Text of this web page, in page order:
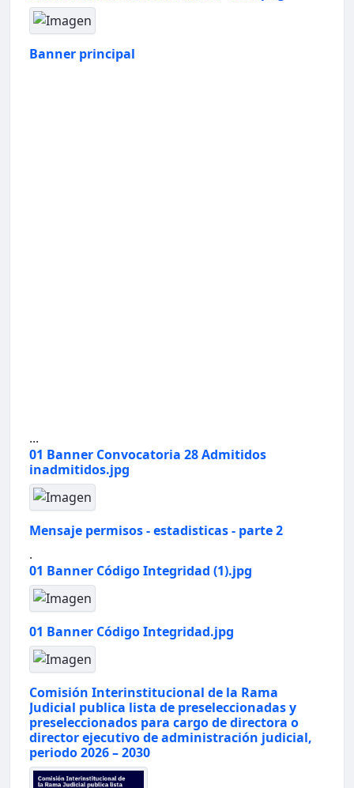
Banner principal
...
01 Banner Convocatoria 28 Admitidos
inadmitidos.jpg
Mensaje permisos - estadisticas - parte 2
.
01 Banner Código Integridad (1).jpg
01 Banner Código Integridad.jpg
Comisión Interinstitucional de la Rama
Judicial publica lista de preseleccionadas y
preseleccionados para cargo de directora o
director ejecutivo de administración judicial,
periodo 2026 – 2030